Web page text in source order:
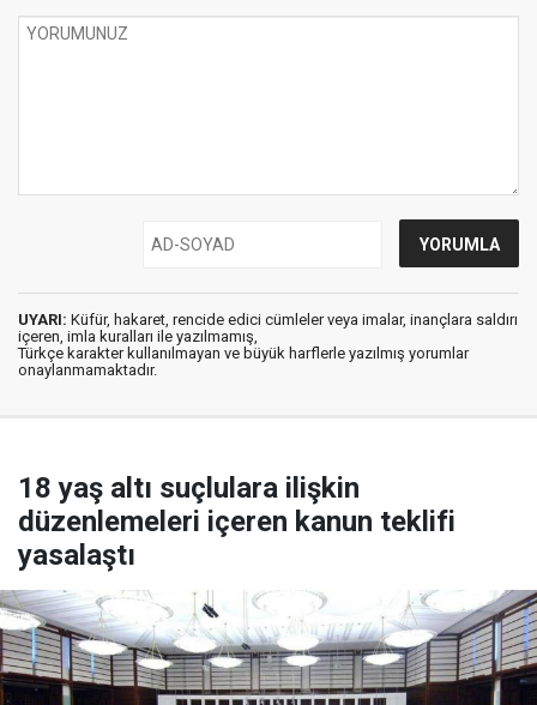
UYARI: Küfür, hakaret, rencide edici cümleler veya imalar, inançlara saldırı
içeren, imla kuralları ile yazılmamış,
Türkçe karakter kullanılmayan ve büyük harflerle yazılmış yorumlar
onaylanmamaktadır.
18 yaş altı suçlulara ilişkin
düzenlemeleri içeren kanun teklifi
yasalaştı